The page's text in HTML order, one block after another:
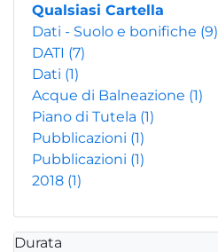
Qualsiasi Cartella
Dati - Suolo e bonifiche (9)
DATI (7)
Dati (1)
Acque di Balneazione (1)
Piano di Tutela (1)
Pubblicazioni (1)
Pubblicazioni (1)
2018 (1)
Durata